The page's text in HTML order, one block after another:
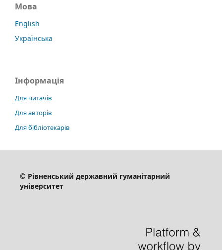
Мова
English
Українська
Інформація
Для читачів
Для авторів
Для бібліотекарів
© Рівненський державний гуманітарний
університет